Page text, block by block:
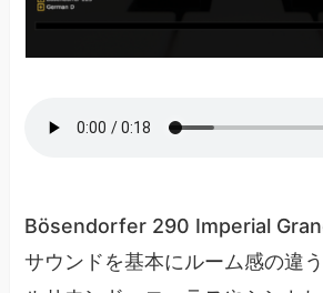
Bösendorfer 290 Imperial
サウンドを基本にルーム感の違